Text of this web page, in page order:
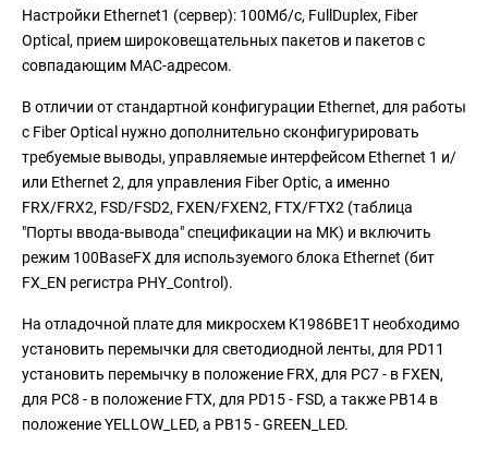
Настройки Ethernet1 (сервер): 100Мб/с, FullDuplex, Fiber
Optical, прием широковещательных пакетов и пакетов с
совпадающим MAC-адресом.
В отличии от стандартной конфигурации Ethernet, для работы
с Fiber Optical нужно дополнительно сконфигурировать
требуемые выводы, управляемые интерфейсом Ethernet 1 и/
или Ethernet 2, для управления Fiber Optic, а именно
FRX/FRX2, FSD/FSD2, FXEN/FXEN2, FTX/FTX2 (таблица
"Порты ввода-вывода" спецификации на МК) и включить
режим 100BaseFX для используемого блока Ethernet (бит
FX_EN регистра PHY_Control).
На отладочной плате для микросхем К1986ВЕ1Т необходимо
установить перемычки для светодиодной ленты, для PD11
установить перемычку в положение FRX, для PC7 - в FXEN,
для PC8 - в положение FTX, для PD15 - FSD, а также PB14 в
положение YELLOW_LED, а PB15 - GREEN_LED.